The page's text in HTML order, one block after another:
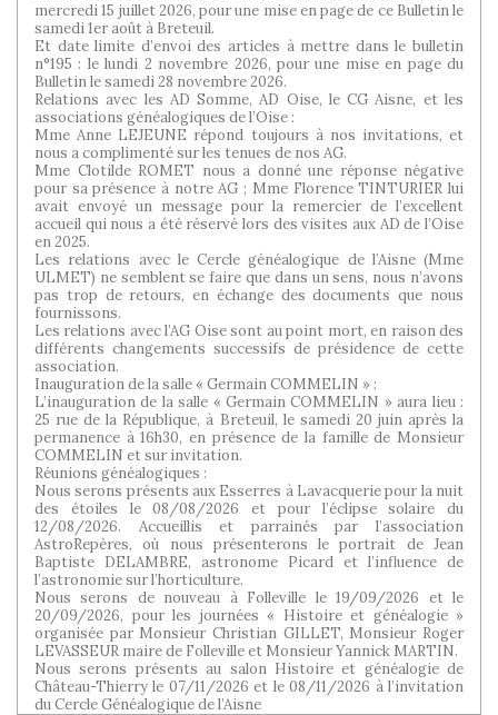
mercredi 15 juillet 2026, pour une mise en page de ce Bulletin le
samedi 1er août à Breteuil.
Et date limite d’envoi des articles à mettre dans le bulletin
n°195 : le lundi 2 novembre 2026, pour une mise en page du
Bulletin le samedi 28 novembre 2026.
Relations avec les AD Somme, AD Oise, le CG Aisne, et les
associations généalogiques de l’Oise :
Mme Anne LEJEUNE répond toujours à nos invitations, et
nous a complimenté sur les tenues de nos AG.
Mme Clotilde ROMET nous a donné une réponse négative
pour sa présence à notre AG ; Mme Florence TINTURIER lui
avait envoyé un message pour la remercier de l’excellent
accueil qui nous a été réservé lors des visites aux AD de l’Oise
en 2025.
Les relations avec le Cercle généalogique de l’Aisne (Mme
ULMET) ne semblent se faire que dans un sens, nous n’avons
pas trop de retours, en échange des documents que nous
fournissons.
Les relations avec l’AG Oise sont au point mort, en raison des
différents changements successifs de présidence de cette
association.
Inauguration de la salle « Germain COMMELIN » :
L’inauguration de la salle « Germain COMMELIN » aura lieu :
25 rue de la République, à Breteuil, le samedi 20 juin après la
permanence à 16h30, en présence de la famille de Monsieur
COMMELIN et sur invitation.
Réunions généalogiques :
Nous serons présents aux Esserres à Lavacquerie pour la nuit
des étoiles le 08/08/2026 et pour l’éclipse solaire du
12/08/2026. Accueillis et parrainés par l’association
AstroRepères, où nous présenterons le portrait de Jean
Baptiste DELAMBRE, astronome Picard et l’influence de
l’astronomie sur l’horticulture.
Nous serons de nouveau à Folleville le 19/09/2026 et le
20/09/2026, pour les journées « Histoire et généalogie »
organisée par Monsieur Christian GILLET, Monsieur Roger
LEVASSEUR maire de Folleville et Monsieur Yannick MARTIN.
Nous serons présents au salon Histoire et généalogie de
Château-Thierry le 07/11/2026 et le 08/11/2026 à l’invitation
du Cercle Généalogique de l’Aisne